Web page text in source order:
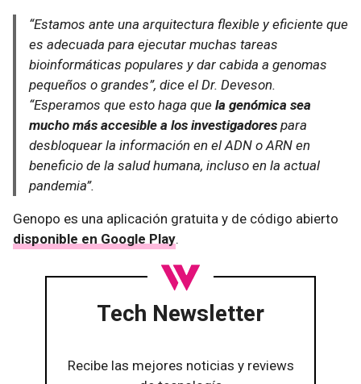
“Estamos ante una arquitectura flexible y eficiente que
es adecuada para ejecutar muchas tareas
bioinformáticas populares y dar cabida a genomas
pequeños o grandes”, dice el Dr. Deveson.
“Esperamos que esto haga que la genómica sea
mucho más accesible a los investigadores para
desbloquear la información en el ADN o ARN en
beneficio de la salud humana, incluso en la actual
pandemia”.
Genopo es una aplicación gratuita y de código abierto
disponible en Google Play.
Tech Newsletter
Recibe las mejores noticias y reviews